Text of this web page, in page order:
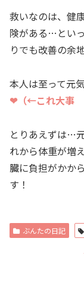
救いなのは、健
険がある…とい
りでも改善の余
本人は至って元
❤（←これ大事
とりあえずは…
れから体重が増
臓に負担がかか
す！
ぶんたの日記